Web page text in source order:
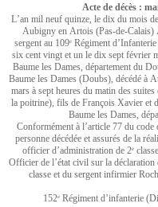
Acte de décès :
L’an mil neuf quinze, le dix du mois
Aubigny en Artois (Pas-de-Calais)
sergent au 109eRégiment d’Infanterie
six cent vingt et un le dix sept février
Baume les Dames, département du
Baume les Dames (Doubs), décédé à
mars à sept heures du matin des
la poitrine), fils de François Xavier et
Baume les Dames,
Conformément à l’article 77 du
personne décédée et assurés de la
officier d’administration de 2e
Officier de l’état civil sur la
classe et du sergent infirmier
152eRégiment d’infanterie